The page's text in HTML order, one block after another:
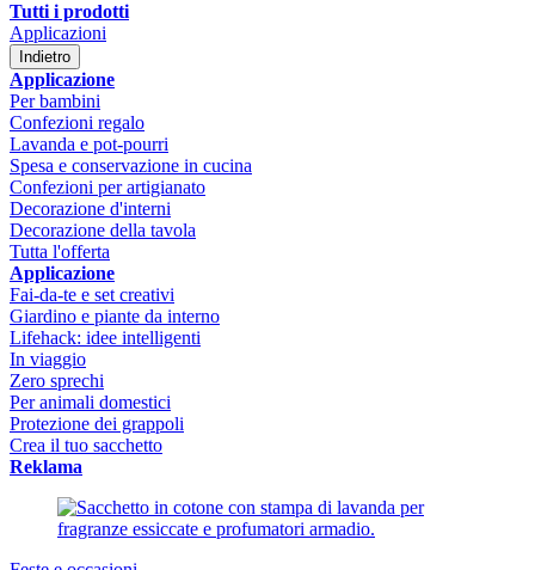
Tutti i prodotti
Applicazioni
Indietro
Applicazione
Per bambini
Confezioni regalo
Lavanda e pot-pourri
Spesa e conservazione in cucina
Confezioni per artigianato
Decorazione d'interni
Decorazione della tavola
Tutta l'offerta
Applicazione
Fai-da-te e set creativi
Giardino e piante da interno
Lifehack: idee intelligenti
In viaggio
Zero sprechi
Per animali domestici
Protezione dei grappoli
Crea il tuo sacchetto
Reklama